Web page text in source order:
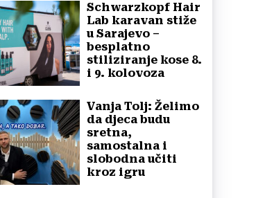
Schwarzkopf Hair
Lab karavan stiže
u Sarajevo –
besplatno
stiliziranje kose 8.
i 9. kolovoza
Vanja Tolj: Želimo
da djeca budu
sretna,
samostalna i
slobodna učiti
kroz igru